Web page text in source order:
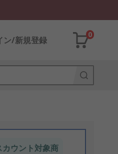
ン/新規登録
0
ウント対象商